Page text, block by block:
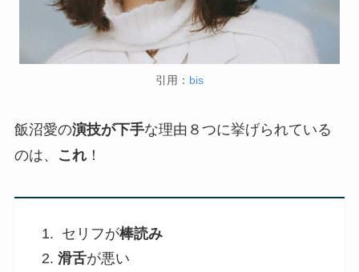
引用： bis
飯沼愛の演技が下手な理由８つに挙げられている
のは、
これ！
セリフが棒読み
滑舌が悪い